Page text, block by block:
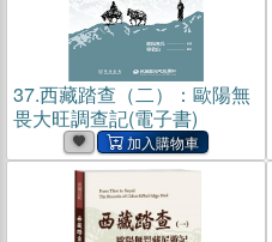
37.西藏踏查（二）：歐陽無
畏大旺調查記(電子書)